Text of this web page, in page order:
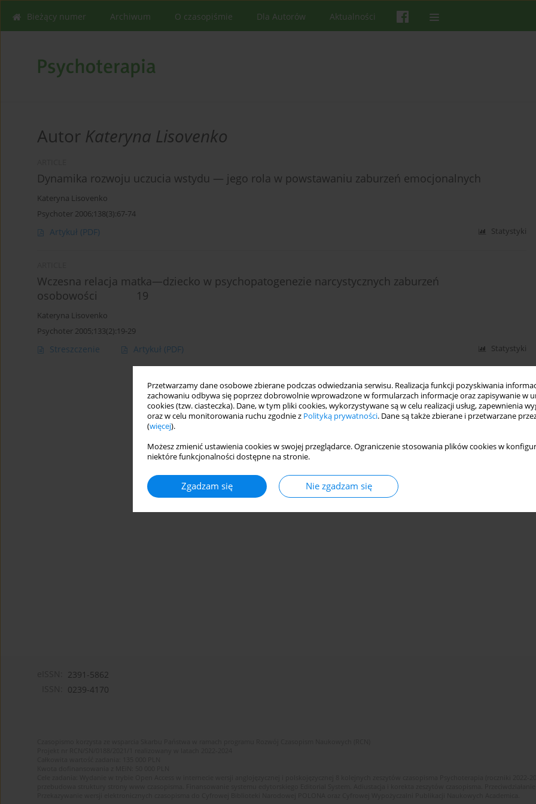
Przetwarzamy dane osobowe zbierane podczas odwiedzania serwisu. Realizacja funkcji pozyskiwania
zachowaniu odbywa się poprzez dobrowolnie wprowadzone w formularzach informacje oraz zapisywanie w
cookies (tzw. ciasteczka). Dane, w tym pliki cookies, wykorzystywane są w celu realizacji usług, zapewnienia
oraz w celu monitorowania ruchu zgodnie z Polityką prywatności. Dane są także zbierane i przetwarzane
(więcej).
Możesz zmienić ustawienia cookies w swojej przeglądarce. Ograniczenie stosowania plików cookies w
niektóre funkcjonalności dostępne na stronie.
Zgadzam się Nie zgadzam się
Bieżący numer Archiwum O czasopiśmie Dla Autorów Aktualności
Autor Kateryna Lisovenko
Dynamika rozwoju uczucia wstydu — jego rola w powstawaniu zaburzeń emocjonalnych
Kateryna Lisovenko
Psychoter 2006;138(3):67-74
Artykuł (PDF) Statystyki
Wczesna relacja matka—dziecko w psychopatogenezie narcystycznych zaburzeń
osobowości 19
Kateryna Lisovenko
Psychoter 2005;133(2):19-29
Streszczenie Artykuł (PDF) Statystyki
2391-5862
0239-4170